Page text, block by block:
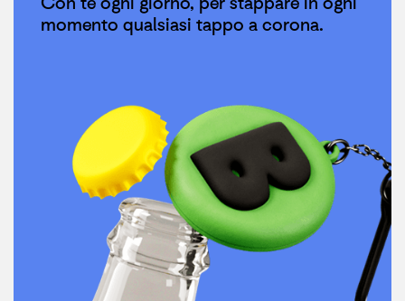
momento qualsiasi tappo a corona.